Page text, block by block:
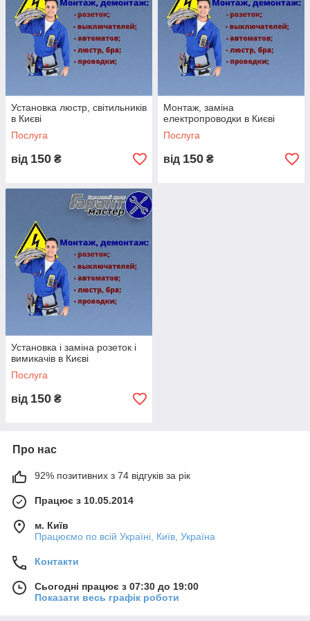
Наш електрики можуть з легкістю знайти проблему і вирішити
її з безпекою для Вас.
Можливо, Вам потрібні нові розетки або світильники? А
можливо, Ви зіткнулися з мерехтінням електричних лампочок
вирішити будь-яку проблему.
Ми покриваємо всі райони Білої Церкви, в окремих
випадках можливий виїзд по області. Всі питання
уточнюйте у наших менеджерів
.
краще довірити майстрам!
Терміновий виклик майстра:
Наші Телефони
Водафон
Лайфселл
Міський
Установка люстр, світильників
в Києві
Послуга
від 150 ₴
Монтаж, заміна
електропроводки в Києві
Послуга
від 150 ₴
Установка і заміна розеток і
вимикачів в Києві
Послуга
від 150 ₴
Про нас
92% позитивних з 74 відгуків за рік
Працює з 10.05.2014
м. Київ
Працюємо по всій Україні, Київ, Україна
Контакти
Сьогодні працює з 07:30 до 19:00
Показати весь графік роботи